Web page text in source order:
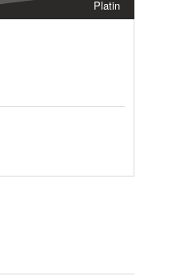
Platin